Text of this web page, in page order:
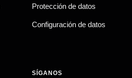
Protección de datos
Configuración de datos
SÍGANOS